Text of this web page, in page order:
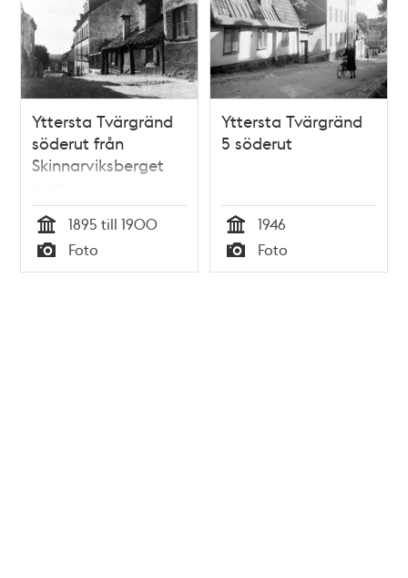
Yttersta Tvärgränd
söderut från
Skinnarviksberget
Brännkyrkagatan.
Huset i fonden
ligger mitt i blivande
Ringvägen. T.h.
Tid
1895 till 1900
Typ
Foto
Yttersta Tvärgränd
5 söderut
Tid
1946
Typ
Foto